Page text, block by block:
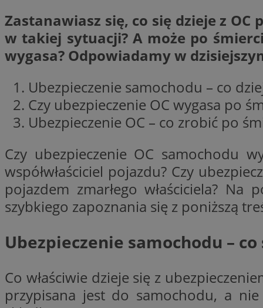
Zastanawiasz się, co się dzieje z OC
w takiej sytuacji? A może po
wygasa? Odpowiadamy w
Ubezpieczenie samochodu – co
Czy ubezpieczenie OC wygasa po
Ubezpieczenie OC – co zrobić po
Czy ubezpieczenie OC samochodu
współwłaściciel pojazdu? Czy
pojazdem zmarłego właściciela?
szybkiego zapoznania się z poniższą
Ubezpieczenie samochodu –
Co właściwie dzieje się z
przypisana jest do samochodu, a
OAID
_clsk
_clsk
__eoi
SRM_B
MUID